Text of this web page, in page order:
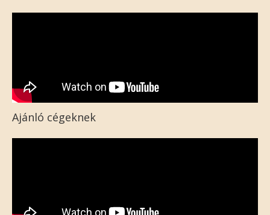
Ajánló cégeknek